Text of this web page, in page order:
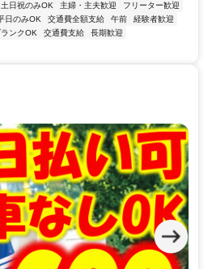
土日祝のみOK 主婦・主夫歓迎
フリーター歓迎
日のみOK 交通費全額支給 午前
経験者歓迎
ランクOK 交通費支給
長期歓迎